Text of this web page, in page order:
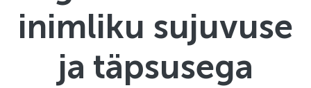
inimliku sujuvuse
ja täpsusega